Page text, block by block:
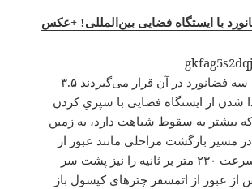
كپسول سایوز که سه فضانورد در آن قرار می‌گیردند ۳.۵
از ایستگاه فضایی با سپري كردن
بيشتر به سقوط شباهت دارد،‌ به زمين
مسير بازگشت مراحلي مانند عبور از
اتمسفر زمين با سرعت ۲۳۰ متر بر ثانيه را نيز پشت سر
عبور از اتمسفر چترهاي كپسول باز